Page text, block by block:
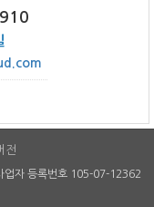
전
자 등록번호 105-07-12362